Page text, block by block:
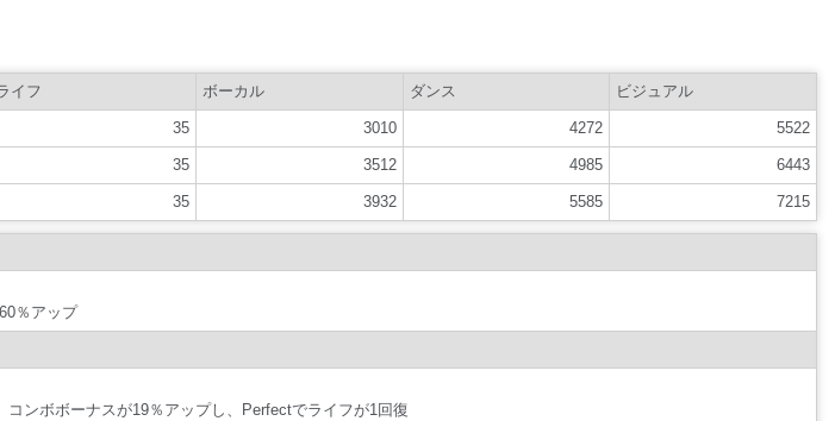
イフ ボーカル ダンス ビジュアル
35 3010 4272 5522
35 3512 4985 6443
35 3932 5585 7215
％アップ
コンボボーナスが19％アップし、Perfectでライフが1回復